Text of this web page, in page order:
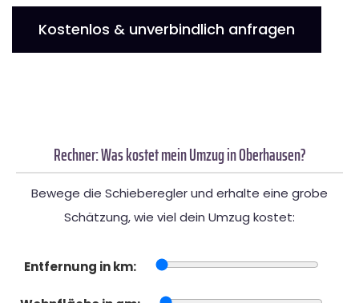
Kostenlos & unverbindlich anfragen
Rechner: Was kostet mein Umzug in Oberhausen?
Bewege die Schieberegler und erhalte eine grobe
Schätzung, wie viel dein Umzug kostet:
Entfernung in km: